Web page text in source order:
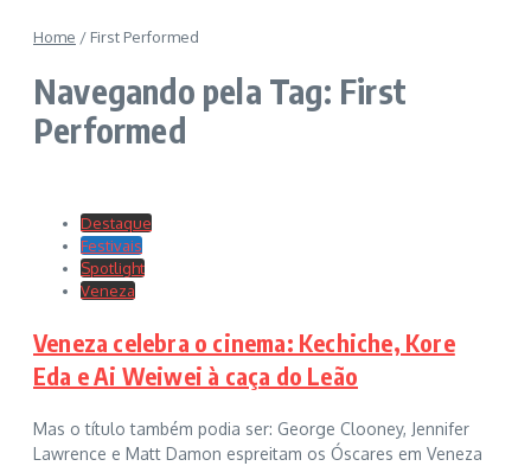
Home / First Performed
Navegando pela Tag: First
Performed
Destaque
Festivais
Spotlight
Veneza
Veneza celebra o cinema: Kechiche, Kore
Eda e Ai Weiwei à caça do Leão
Mas o título também podia ser: George Clooney, Jennifer
Lawrence e Matt Damon espreitam os Óscares em Veneza